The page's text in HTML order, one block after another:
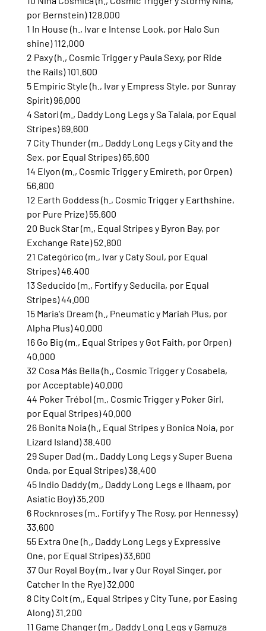
por Bernstein) 128.000
1 In House (h., Ivar e Intense Look, por Halo Sun
shine) 112,000
2 Paxy (h., Cosmic Trigger y Paula Sexy, por Ride
the Rails) 101.600
5 Empiric Style (h., Ivar y Empress Style, por Sunray
Spirit) 96.000
4 Satori (m., Daddy Long Legs y Sa Talaia, por Equal
Stripes) 69.600
7 City Thunder (m., Daddy Long Legs y City and the
Sex, por Equal Stripes) 65.600
14 Elyon (m., Cosmic Trigger y Emireth, por Orpen)
56.800
12 Earth Goddess (h., Cosmic Trigger y Earthshine,
por Pure Prize) 55.600
20 Buck Star (m., Equal Stripes y Byron Bay, por
Exchange Rate) 52.800
21 Categórico (m., Ivar y Caty Soul, por Equal
Stripes) 46.400
13 Seducido (m., Fortify y Seducila, por Equal
Stripes) 44.000
15 Maria's Dream (h., Pneumatic y Mariah Plus, por
Alpha Plus) 40.000
16 Go Big (m., Equal Stripes y Got Faith, por Orpen)
40.000
32 Cosa Más Bella (h., Cosmic Trigger y Cosabela,
por Acceptable) 40.000
44 Poker Trébol (m., Cosmic Trigger y Poker Girl,
por Equal Stripes) 40.000
26 Bonita Noia (h., Equal Stripes y Bonica Noia, por
Lizard Island) 38.400
29 Super Dad (m., Daddy Long Legs y Super Buena
Onda, por Equal Stripes) 38.400
45 Indio Daddy (m., Daddy Long Legs e Ilhaam, por
Asiatic Boy) 35.200
6 Rocknroses (m., Fortify y The Rosy, por Hennessy)
33.600
55 Extra One (h., Daddy Long Legs y Expressive
One, por Equal Stripes) 33.600
37 Our Royal Boy (m., Ivar y Our Royal Singer, por
Catcher In the Rye) 32.000
8 City Colt (m., Equal Stripes y City Tune, por Easing
Along) 31.200
11 Game Changer (m., Daddy Long Legs y Gamuza